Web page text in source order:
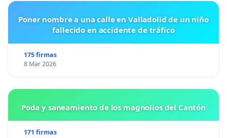
Poner nombre a una calle en Valladolid de un niño
fallecido en accidente de tráfico
175 firmas
8 Mar 2026
Poda y saneamiento de los magnolios del Cantón
171 firmas